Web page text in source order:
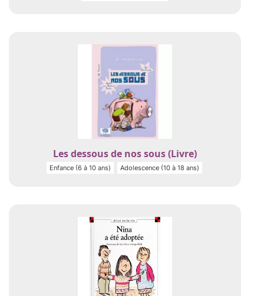
Les dessous de nos sous (Livre)
Enfance (6 à 10 ans) Adolescence (10 à 18 ans)